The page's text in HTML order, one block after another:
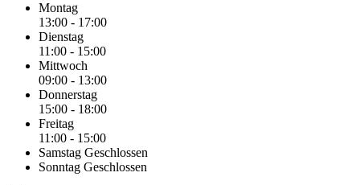
Montag
13:00 - 17:00
Dienstag
11:00 - 15:00
Mittwoch
09:00 - 13:00
Donnerstag
15:00 - 18:00
Freitag
11:00 - 15:00
Samstag Geschlossen
Sonntag Geschlossen